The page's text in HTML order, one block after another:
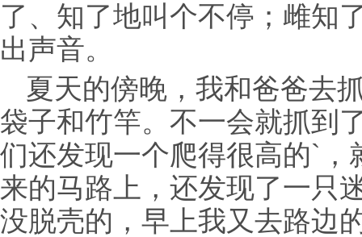
了、知了地叫个不停；雌知
出声音。
夏天的傍晚，我和爸爸去
袋子和竹竿。不一会就抓到
们还发现一个爬得很高的`
来的马路上，还发现了一只
没脱壳的，早上我又去路边